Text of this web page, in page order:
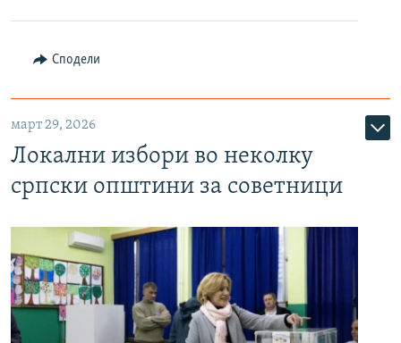
Сподели
март 29, 2026
Локални избори во неколку
српски општини за советници